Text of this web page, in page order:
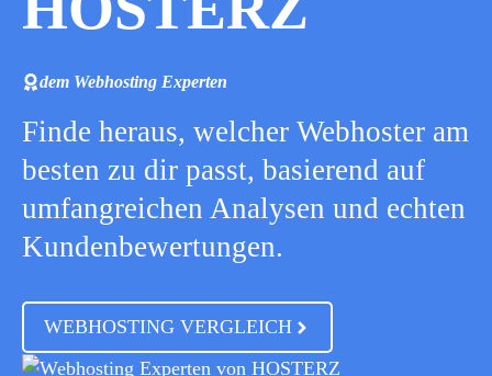
dem Webhosting Experten
Finde heraus, welcher Webhoster am
besten zu dir passt, basierend auf
umfangreichen Analysen und echten
Kundenbewertungen.
WEBHOSTING VERGLEICH